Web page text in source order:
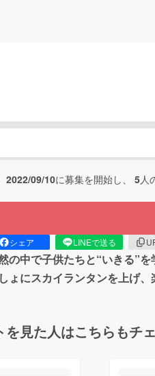
2022/09/10に募集を開始し、 5人
シェア LINEで送る
の中で子供たちと“いきる”
ょにスカイランタンを上げ、
を見た人はこちらもチ